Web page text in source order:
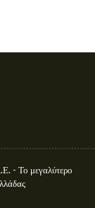
Το μεγαλύτερο